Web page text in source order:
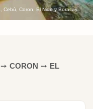
Cebú, Coron, El Nido y Boracay.
➙ CORON ➙ EL